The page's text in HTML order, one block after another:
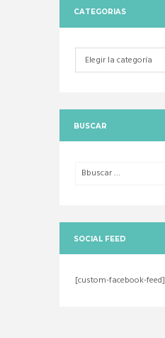
CATEGORIAS
Categorias
BUSCAR
SOCIAL FEED
[custom-facebook-feed]